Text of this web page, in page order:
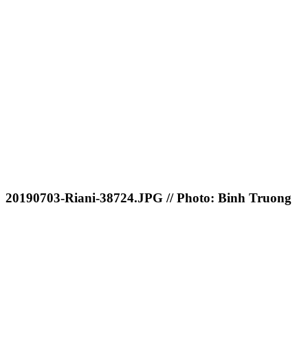
20190703-Riani-38724.JPG // Photo: Binh Truong